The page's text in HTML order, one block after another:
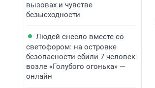
вызовах и чувстве
безысходности
Людей снесло вместе со
светофором: на островке
безопасности сбили 7 человек
возле «Голубого огонька» —
онлайн